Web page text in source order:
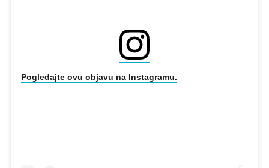
Pogledajte ovu objavu na Instagramu.